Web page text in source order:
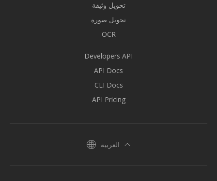
تحويل وثيقة
تحويل صورة
OCR
Developers API
API Docs
CLI Docs
API Pricing
العربية